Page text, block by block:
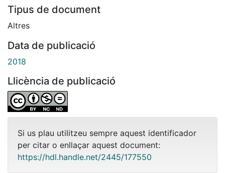
Tipus de document
Altres
Data de publicació
2018
Llicència de publicació
Si us plau utilitzeu sempre aquest identificador
per citar o enllaçar aquest document:
https://hdl.handle.net/2445/177550